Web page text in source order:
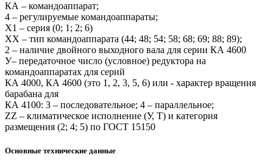
КА – командоаппарат;
4 – регулируемые командоаппараты;
Х1 – серия (0; 1; 2; 6)
ХХ – тип командоаппарата (44; 48; 54; 58; 68; 69; 88; 89);
2 – наличие двойного выходного вала для серии КА 4600
У– передаточное число (условное) редуктора на
командоаппаратах для серий
КА 4000, КА 4600 (это 1, 2, 3, 5, 6) или - характер вращения
барабана для
КА 4100: 3 – последовательное; 4 – параллельное;
ZZ – климатическое исполнение (У, Т) и категория
размещения (2; 4; 5) по ГОСТ 15150
Основные технические данные